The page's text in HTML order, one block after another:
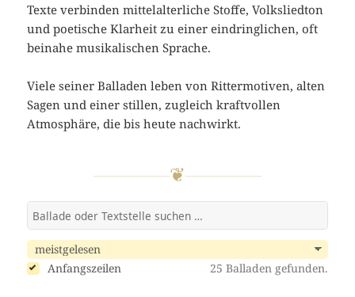
Texte verbinden mittelalterliche Stoffe, Volksliedton
und poetische Klarheit zu einer eindringlichen, oft
beinahe musikalischen Sprache.
Viele seiner Balladen leben von Rittermotiven, alten
Sagen und einer stillen, zugleich kraftvollen
Atmosphäre, die bis heute nachwirkt.
❦
Anfangszeilen 25 Balladen gefunden.